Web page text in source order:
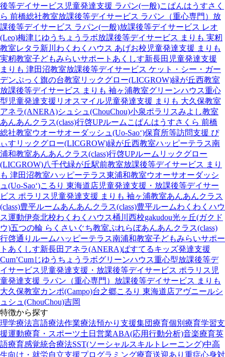
後等デイサービス 児童発達支援 ラパン(一般)こぱんはうすさく
ら 前橋総社教室放課後等デイサービス ラパン（重心専門） 放
課後等デイサービス ラパン(一般)放課後等デイサービス レオ
(Leo)梅津じゆうちょうラボ放課後等デイサービス まりも 実籾
教室レタラ新川 わくわくハウス あげお校 児童発達支援 まりも
実籾教室子どもみらいサポートあくしす新長田 児童発達支援
まりも 津田沼教室放課後等デイサービス ケット・シー・ガー
デンぷっく旗の台教室 リックグロー(LICGROW)緑が丘西教室
放課後等デイサービス まりも 袖ヶ浦教室グリーンハウス重心
型児童発達支援 リオスマイル児童発達支援 まりも 大久保教室
アネラ(ANERA)シュシュ(ChouChou)小泉ポラリスみよし教室
あんあんクラス(class)行啓UPルーム こぱんはうすさくら 前橋
総社教室ウオーサオーダッシュ(Uo-Sao‘)保育所等訪問支援 ぴ
ぃす リックグロー(LICGROW)緑が丘西教室ハッピーテラス南
浦和教室あんあんクラス(class)行啓UPルーム リックグロー
(LICGROW)八千代緑が丘駅前教室放課後等デイサービス まり
も 津田沼教室ハッピーテラス東浦和教室ウオーサオーダッシ
ュ(Uo-Sao‘)こるり 東海道店児童発達支援・放課後等デイサー
ビス ポラリス 児童発達支援 まりも 袖ヶ浦教室あんあんクラス
(class)豊平ルームあんあんクラス(class)豊平ルームわくわくハウ
ス運動伊奈北校わくわくハウス桶川西校gakudou光ヶ丘(ガクド
ウ)五つの輪 らくさいぐち教室ぷれらぼあんあんクラス(class)
行啓通りルームハッピーテラス南浦和教室子どもみらいサポー
トあくしす新長田 アネラ(ANERA)ぱすてるキッズ発達支援
Cum’Cumじゆうちょうラボグリーンハウス重心型放課後等デ
イサービス 児童発達支援・放課後等デイサービス ポラリス 児
童発達支援 ラパン（重心専門） 放課後等デイサービス まりも
大久保教室カンポ(Campo)台之郷こるり 東海道店アヴニールシ
ュシュ(ChouChou)吉岡
特徴から探す
理学療法言語療法作業療法預かり支援集団療育個別療育学習支
援運動療育・スポーツ土日営業ABA(応用行動分析)音楽療育英
語療育感覚統合療法SST(ソーシャルスキルトレーニング)中高
生向け・就労自立支援プログラミング療育送迎あり 重症心身対